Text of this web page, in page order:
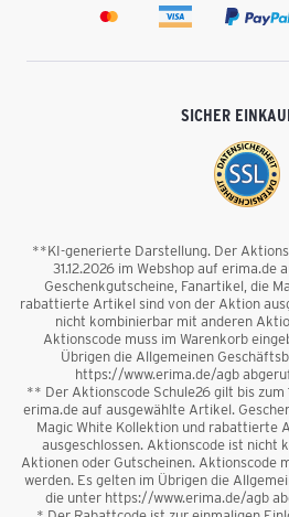
SICHER
**KI-generierte Darstellung. Der
31.12.2026 im Webshop auf erima.de
Geschenkgutscheine, Fanartikel, die
rabattierte Artikel sind von der Aktion
nicht kombinierbar mit anderen
Aktionscode muss im Warenkorb
Übrigen die Allgemeinen
https://www.erima.de/agb
** Der Aktionscode Schule26 gilt bis zum
erima.de auf ausgewählte Artikel.
Magic White Kollektion und rabattierte
ausgeschlossen. Aktionscode ist nicht
Aktionen oder Gutscheinen. Aktionscode
werden. Es gelten im Übrigen die
die unter https://www.erima.de/agb